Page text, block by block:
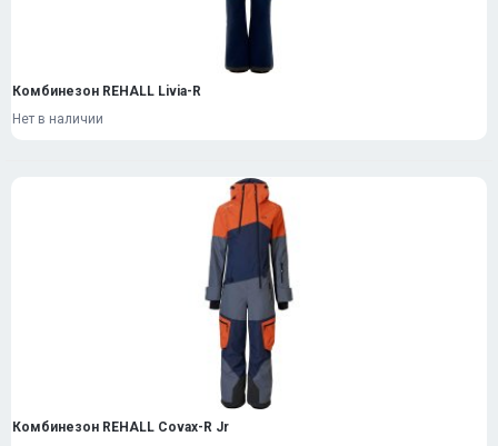
Комбинезон REHALL Livia-R
Нет в наличии
Комбинезон REHALL Covax-R Jr